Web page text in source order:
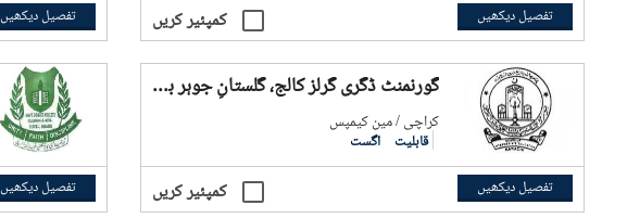
کمپئیر کریں تفصیل دیکھیں تفصیل دیکھیں
گورنمنٹ ڈگری گرلز کالج، گلستانِ جوہر بلاک 12
کراچی / مین کیمپس
قابلیت اگست
کمپئیر کریں تفصیل دیکھیں تفصیل دیکھیں